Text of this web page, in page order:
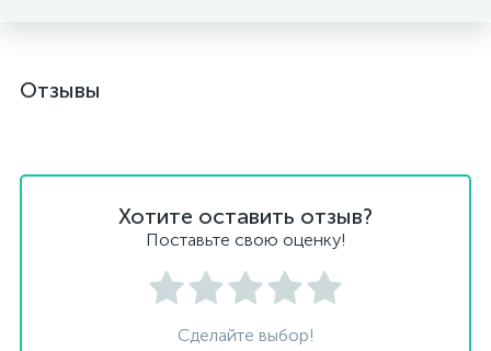
Отзывы
Хотите оставить отзыв?
Поставьте свою оценку!
Сделайте выбор!